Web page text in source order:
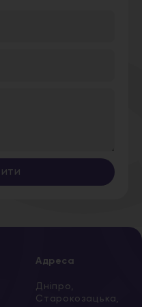
Адреса
Дніпро,
Старокозацька,